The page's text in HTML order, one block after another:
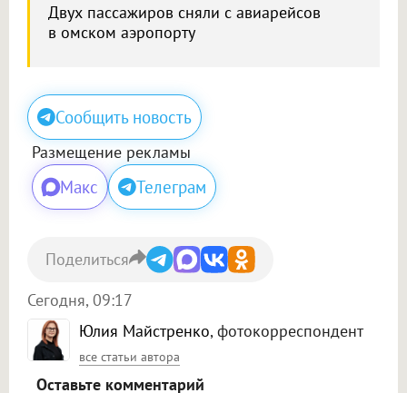
Двух пассажиров сняли с авиарейсов
в омском аэропорту
Сообщить новость
Размещение рекламы
Макс Телеграм
Юлия Майстренко, фотокорреспондент
все статьи автора
Сегодня, 09:17
Поделиться
Оставьте комментарий